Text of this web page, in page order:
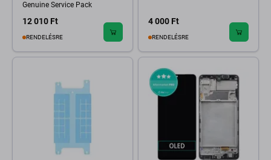
Genuine Service Pack
12 010 Ft
RENDELÉSRE
4 000 Ft
RENDELÉSRE